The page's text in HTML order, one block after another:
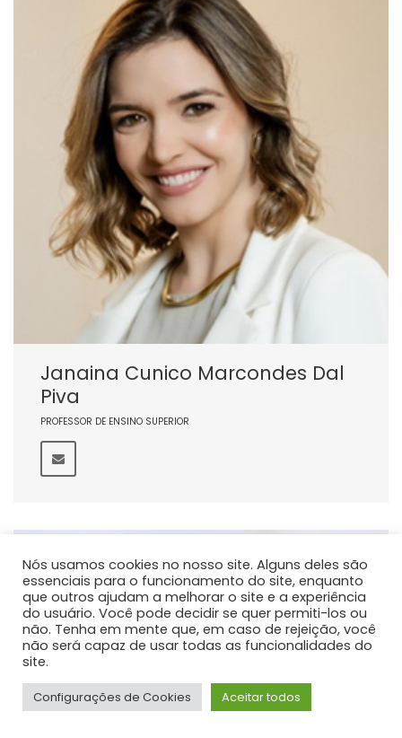
Janaina Cunico Marcondes Dal
Piva
PROFESSOR DE ENSINO SUPERIOR
Nós usamos cookies no nosso site. Alguns deles são
essenciais para o funcionamento do site, enquanto
que outros ajudam a melhorar o site e a experiência
do usuário. Você pode decidir se quer permiti-los ou
não. Tenha em mente que, em caso de rejeição, você
não será capaz de usar todas as funcionalidades do
site.
Configurações de Cookies Aceitar todos